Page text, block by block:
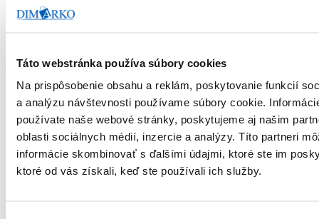
Táto webstránka používa súbory cookies
Na prispôsobenie obsahu a reklám, poskytovanie funkcií
a analýzu návštevnosti používame súbory cookie.
používate naše webové stránky, poskytujeme aj našim
oblasti sociálnych médií, inzercie a analýzy. Títo partneri
informácie skombinovať s ďalšími údajmi, ktoré ste im
ktoré od vás získali, keď ste používali ich služby.
bielo/hnedá
36 x 36 x 4
cm, 100 ks
bal. v
kartóne:
tovaru:
109659
20
(25,29 €
s DPH)
WIMEX
Pizza
krabica W
hranatá